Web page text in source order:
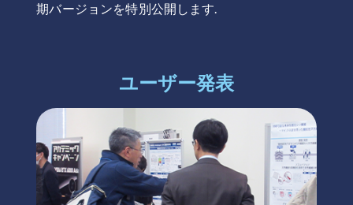
期バージョンを特別公開します.
ユーザー発表